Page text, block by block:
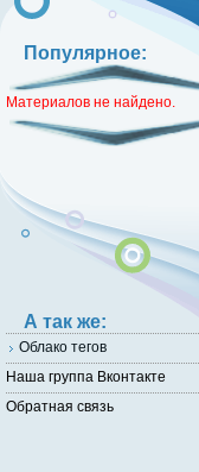
Популярное:
Материалов не найдено.
А так же:
Облако тегов
Наша группа Вконтакте
Обратная связь